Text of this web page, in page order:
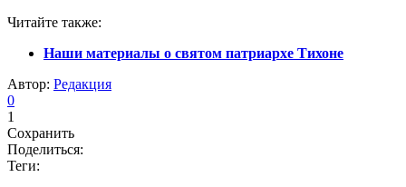
Читайте также:
Наши материалы о святом патриархе Тихоне
Автор: Редакция
0
1
Сохранить
Поделиться:
Теги: